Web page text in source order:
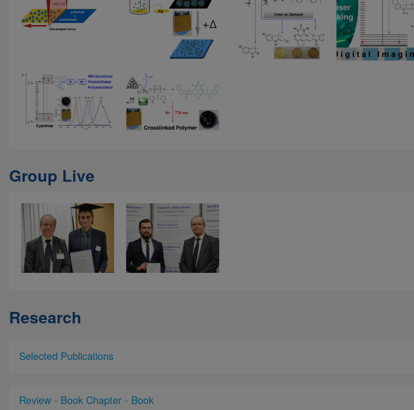
Group Live
Research
Selected Publications
Review - Book Chapter - Book